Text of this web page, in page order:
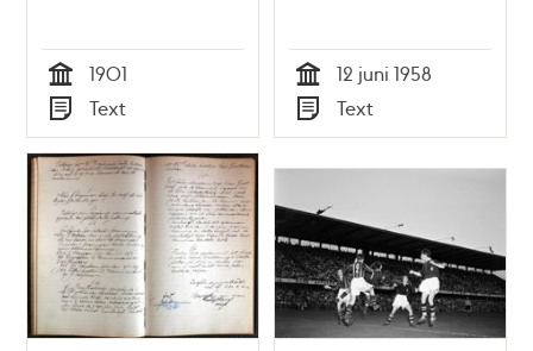
Tid
1901
Typ
Text Tid
12 juni 1958
Typ
Text